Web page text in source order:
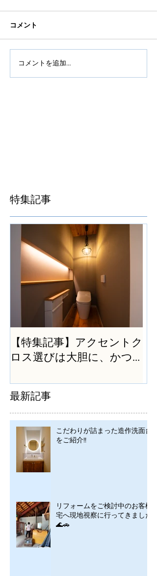
コメント
コメントを追加…
特集記事
【特集記事】アクセントク
ロス選びは大胆に、かつ
最新記事
こだわりが詰まった造作洗面台
をご紹介!!
リフォームをご検討中のお客様
宅へ現地視察に行ってきました
🌊🚗